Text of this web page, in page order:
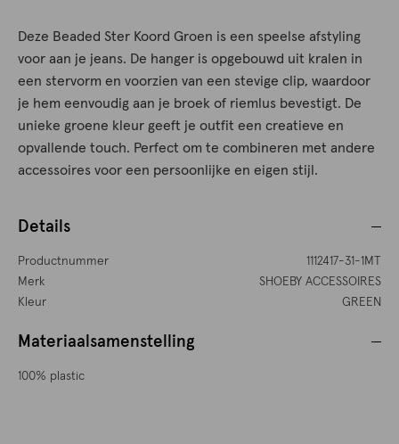
Deze Beaded Ster Koord Groen is een speelse afstyling
voor aan je jeans. De hanger is opgebouwd uit kralen in
een stervorm en voorzien van een stevige clip, waardoor
je hem eenvoudig aan je broek of riemlus bevestigt. De
unieke groene kleur geeft je outfit een creatieve en
opvallende touch. Perfect om te combineren met andere
accessoires voor een persoonlijke en eigen stijl.
Details
Productnummer
1112417-31-1MT
Merk
SHOEBY ACCESSOIRES
Kleur
GREEN
Materiaalsamenstelling
100% plastic